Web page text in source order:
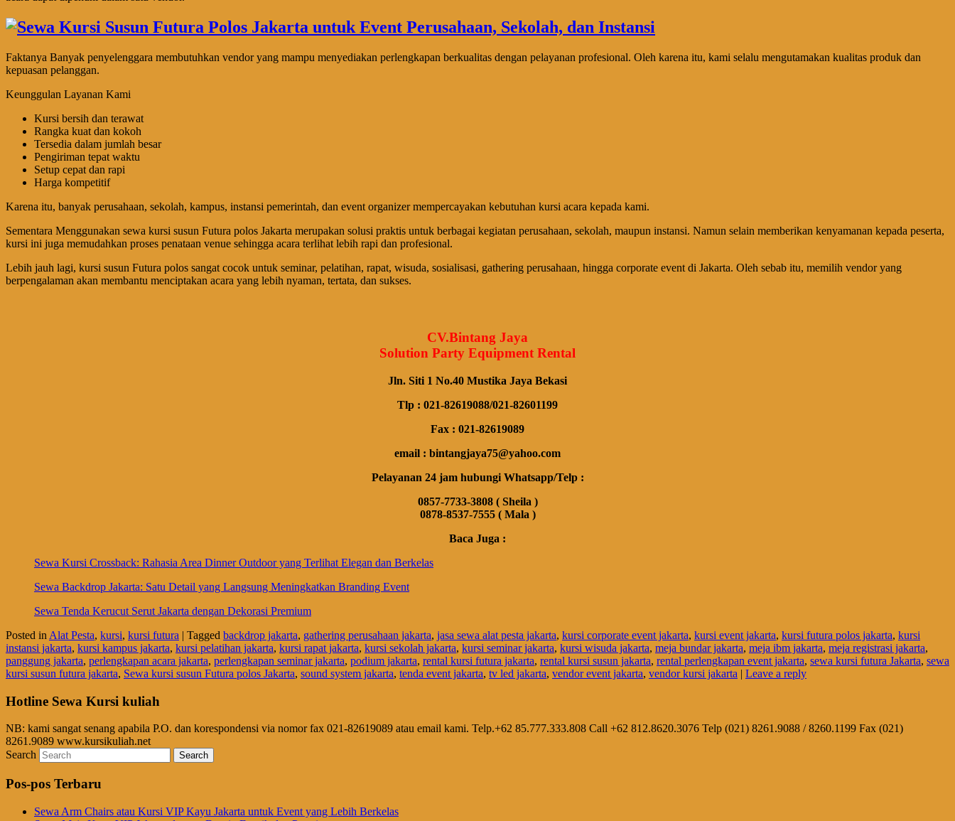
Faktanya Banyak penyelenggara membutuhkan vendor yang mampu menyediakan perlengkapan berkualitas dengan pelayanan profesional. Oleh karena itu, kami selalu mengutamakan kualitas produk dan
kepuasan pelanggan.
Keunggulan Layanan Kami
Kursi bersih dan terawat
Rangka kuat dan kokoh
Tersedia dalam jumlah besar
Pengiriman tepat waktu
Setup cepat dan rapi
Harga kompetitif
Karena itu, banyak perusahaan, sekolah, kampus, instansi pemerintah, dan event organizer mempercayakan kebutuhan kursi acara kepada kami.
Sementara Menggunakan sewa kursi susun Futura polos Jakarta merupakan solusi praktis untuk berbagai kegiatan perusahaan, sekolah, maupun instansi. Namun selain memberikan kenyamanan kepada peserta,
kursi ini juga memudahkan proses penataan venue sehingga acara terlihat lebih rapi dan profesional.
Lebih jauh lagi, kursi susun Futura polos sangat cocok untuk seminar, pelatihan, rapat, wisuda, sosialisasi, gathering perusahaan, hingga corporate event di Jakarta. Oleh sebab itu, memilih vendor yang
berpengalaman akan membantu menciptakan acara yang lebih nyaman, tertata, dan sukses.
CV.Bintang Jaya
Solution Party Equipment Rental
Jln. Siti 1 No.40 Mustika Jaya Bekasi
Tlp : 021-82619088/021-82601199
Fax : 021-82619089
email : bintangjaya75@yahoo.com
Pelayanan 24 jam hubungi Whatsapp/Telp :
0857-7733-3808 ( Sheila )
0878-8537-7555 ( Mala )
Baca Juga :
Sewa Kursi Crossback: Rahasia Area Dinner Outdoor yang Terlihat Elegan dan Berkelas
Sewa Backdrop Jakarta: Satu Detail yang Langsung Meningkatkan Branding Event
Sewa Tenda Kerucut Serut Jakarta dengan Dekorasi Premium
Posted in Alat Pesta, kursi, kursi futura | Tagged backdrop jakarta, gathering perusahaan jakarta, jasa sewa alat pesta jakarta, kursi corporate event jakarta, kursi event jakarta, kursi futura polos jakarta, kursi
instansi jakarta, kursi kampus jakarta, kursi pelatihan jakarta, kursi rapat jakarta, kursi sekolah jakarta, kursi seminar jakarta, kursi wisuda jakarta, meja bundar jakarta, meja ibm jakarta, meja registrasi jakarta,
panggung jakarta, perlengkapan acara jakarta, perlengkapan seminar jakarta, podium jakarta, rental kursi futura jakarta, rental kursi susun jakarta, rental perlengkapan event jakarta, sewa kursi futura Jakarta, sewa
kursi susun futura jakarta, Sewa kursi susun Futura polos Jakarta, sound system jakarta, tenda event jakarta, tv led jakarta, vendor event jakarta, vendor kursi jakarta | Leave a reply
Hotline Sewa Kursi kuliah
NB: kami sangat senang apabila P.O. dan korespondensi via nomor fax 021-82619089 atau email kami. Telp.+62 85.777.333.808 Call +62 812.8620.3076 Telp (021) 8261.9088 / 8260.1199 Fax (021)
8261.9089 www.kursikuliah.net
Search
Pos-pos Terbaru
Sewa Arm Chairs atau Kursi VIP Kayu Jakarta untuk Event yang Lebih Berkelas